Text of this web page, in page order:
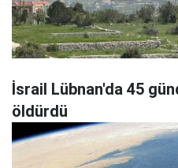
İsrail Lübnan'da 45
öldürdü